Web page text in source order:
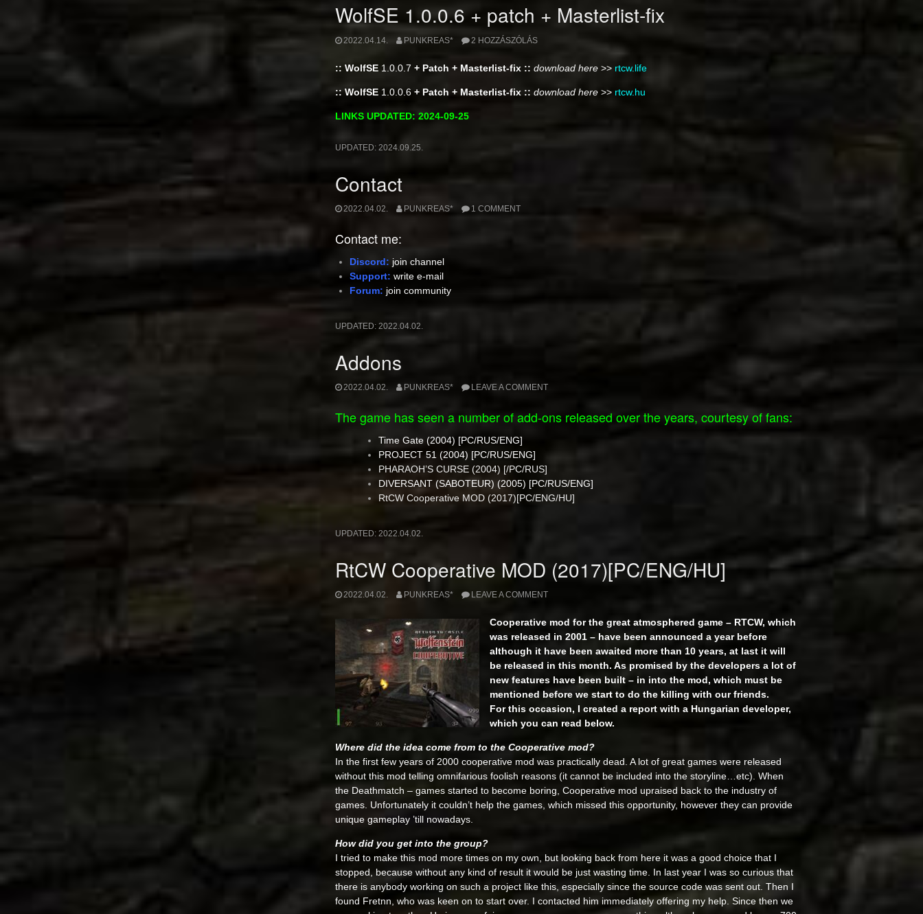
WolfSE 1.0.0.6 + patch + Masterlist-fix
2022.04.14. PUNKREAS* 2 HOZZÁSZÓLÁS
:: WolfSE 1.0.0.7 + Patch + Masterlist-fix :: download here >> rtcw.life
:: WolfSE 1.0.0.6 + Patch + Masterlist-fix :: download here >> rtcw.hu
LINKS UPDATED: 2024-09-25
UPDATED: 2024.09.25.
Contact
2022.04.02. PUNKREAS* 1 COMMENT
Contact me:
Discord: join channel
Support: write e-mail
Forum: join community
UPDATED: 2022.04.02.
Addons
2022.04.02. PUNKREAS* LEAVE A COMMENT
The game has seen a number of add-ons released over the years, courtesy of fans:
Time Gate (2004) [PC/RUS/ENG]
PROJECT 51 (2004) [PC/RUS/ENG]
PHARAOH’S CURSE (2004) [/PC/RUS]
DIVERSANT (SABOTEUR) (2005) [PC/RUS/ENG]
RtCW Cooperative MOD (2017)[PC/ENG/HU]
UPDATED: 2022.04.02.
RtCW Cooperative MOD (2017)[PC/ENG/HU]
2022.04.02. PUNKREAS* LEAVE A COMMENT
Cooperative mod for the great atmosphered game – RTCW, which
was released in 2001 – have been announced a year before
although it have been awaited more than 10 years, at last it will
be released in this month. As promised by the developers a lot of
new features have been built – in into the mod, which must be
mentioned before we start to do the killing with our friends.
For this occasion, I created a report with a Hungarian developer,
which you can read below.
Where did the idea come from to the Cooperative mod?
In the first few years of 2000 cooperative mod was practically dead. A lot of great games were released
without this mod telling omnifarious foolish reasons (it cannot be included into the storyline…etc). When
the Deathmatch – games started to become boring, Cooperative mod upraised back to the industry of
games. Unfortunately it couldn’t help the games, which missed this opportunity, however they can provide
unique gameplay ’till nowadays.
How did you get into the group?
I tried to make this mod more times on my own, but looking back from here it was a good choice that I
stopped, because without any kind of result it would be just wasting time. In last year I was so curious that
there is anybody working on such a project like this, especially since the source code was sent out. Then I
found Fretnn, who was keen on to start over. I contacted him immediately offering my help. Since then we